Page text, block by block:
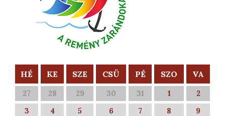
HÉ KE SZE CSÜ PÉ SZO VA
27 28 29 30 31 1
2
3
4 5 6 7 8
9